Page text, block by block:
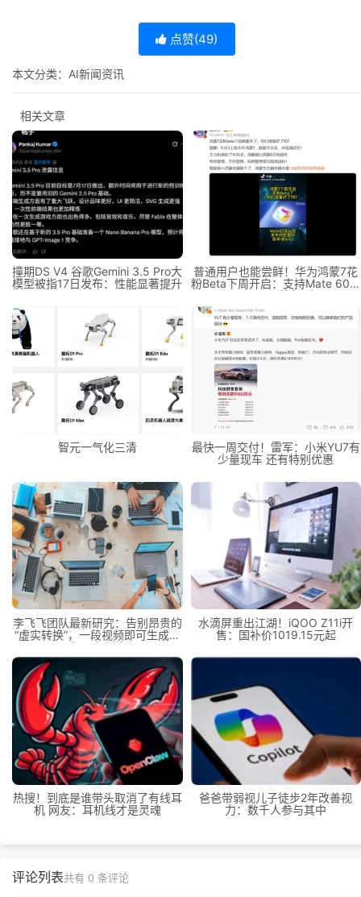
点赞(49)
本文分类： AI新闻资讯
相关文章
撞期DS V4 谷歌Gemini 3.5 Pro大
模型被指17日发布：性能显著提升
普通用户也能尝鲜！华为鸿蒙7花
粉Beta下周开启：支持Mate 60、
Pura 90等机型
智元一气化三清
最快一周交付！雷军：小米YU7有
少量现车 还有特别优惠
李飞飞团队最新研究：告别昂贵的
“虚实转换”，一段视频即可生成无
限机器人训练场
水滴屏重出江湖！iQOO Z11i开
售：国补价1019.15元起
热搜！到底是谁带头取消了有线耳
机 网友：耳机线才是灵魂
爸爸带弱视儿子徒步2年改善视
力：数千人参与其中
评论列表共有 0 条评论